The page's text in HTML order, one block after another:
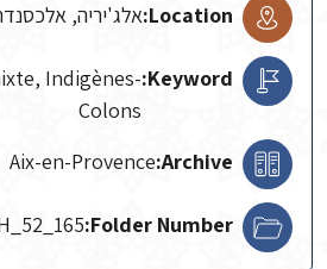
Location: אלג'יריה,
Keyword:
Indigènes-
Colons
Archive:
Aix-en-Provence
Folder Number: